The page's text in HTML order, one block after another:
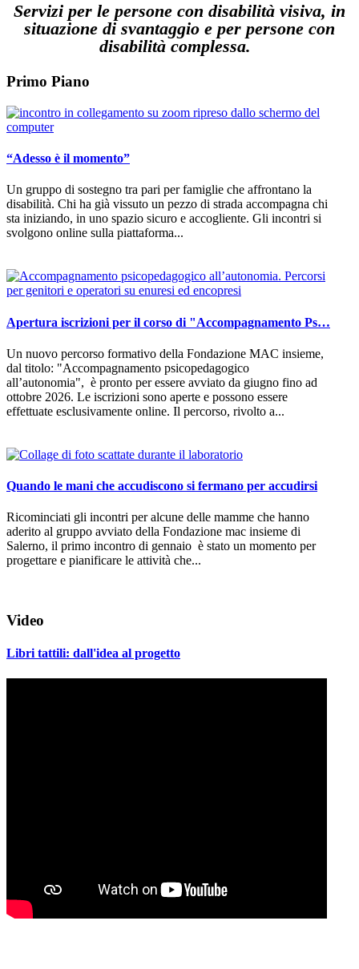
Servizi per le persone con disabilità visiva, in
situazione di svantaggio e per persone con
disabilità complessa.
Primo Piano
“Adesso è il momento”
Un gruppo di sostegno tra pari per famiglie che affrontano la
disabilità. Chi ha già vissuto un pezzo di strada accompagna chi
sta iniziando, in uno spazio sicuro e accogliente. Gli incontri si
svolgono online sulla piattaforma...
Apertura iscrizioni per il corso di "Accompagnamento Ps…
Un nuovo percorso formativo della Fondazione MAC insieme,
dal titolo: "Accompagnamento psicopedagogico
all’autonomia", è pronto per essere avviato da giugno fino ad
ottobre 2026. Le iscrizioni sono aperte e possono essere
effettuate esclusivamente online. Il percorso, rivolto a...
Quando le mani che accudiscono si fermano per accudirsi
Ricominciati gli incontri per alcune delle mamme che hanno
aderito al gruppo avviato della Fondazione mac insieme di
Salerno, il primo incontro di gennaio è stato un momento per
progettare e pianificare le attività che...
Video
Libri tattili: dall'idea al progetto